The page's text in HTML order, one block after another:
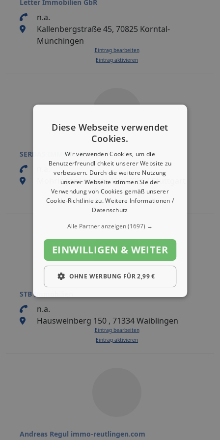
Letter Immobilien GbR
n.a.
Kallenbergstraße 45, 70825 Korntal-
Münchingen
Eintrag bearbeiten
Eintrag aktivieren
SERDAS IMMOBILIEN
n.a.
Möhringer Landstr. 16b, 70563 Stuttgart
Eintrag bearbeiten
Eintrag aktivieren
STB Immobilien
n.a.
Hausweinberg 150 , 71334 Waiblingen
Eintrag bearbeiten
Eintrag aktivieren
Andreas Regul immo-reutlingen.com
Diese Webseite verwendet
Cookies.
Wir verwenden Cookies, um die
Benutzerfreundlichkeit unserer Website zu
verbessern. Durch die weitere Nutzung
unserer Webseite stimmen Sie der
Verwendung von Cookies gemäß unserer
Cookie-Richtlinie zu.Weitere Informationen /
Datenschutz
Alle Partner anzeigen(1697) →
EINWILLIGEN & WEITER
OHNE WERBUNG FÜR 2,99 €